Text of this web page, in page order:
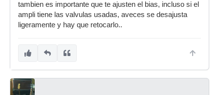
tambien es importante que te ajusten el bias, incluso si el
ampli tiene las valvulas usadas, aveces se desajusta
ligeramente y hay que retocarlo..